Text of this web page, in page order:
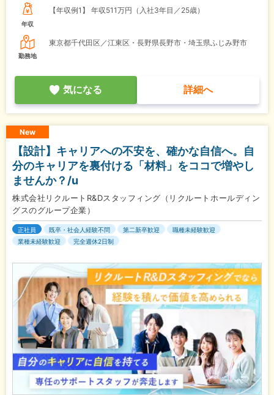
年収
【年収例1】 年収511万円（入社3年目／25歳）
勤務地
東京都千代田区／江東区・長野県長野市・埼玉県ふじみ野市
気になる 詳細へ
New
【設計】キャリアへの不安を、確かな自信へ。自
分のキャリアを裏付ける「材料」をココで増やし
ませんか？/u
株式会社リクルートR&Dスタッフィング（リクルートホールディン
グスのグループ企業）
正社員 既卒・社会人経験不問 第二新卒歓迎
職種未経験歓迎
業種未経験歓迎
完全週休2日制